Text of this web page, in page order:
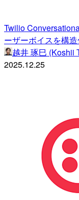
Twilio
ーザーボイスを構
越井 琢巳 (Koshii
2025.12.25